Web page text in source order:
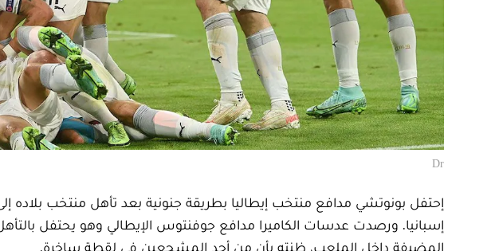
Dr
إحتفل بونوتشي مدافع منتخب إيطاليا بطريقة جنونية بعد تأهل منتخب
إسبانيا. ورصدت عدسات الكاميرا مدافع جوفنتوس الإيطالي وهو يحتفل
المضيفة داخل الملعب، ظنته بأن من أحد المشجعين في لقطة ساخرة.